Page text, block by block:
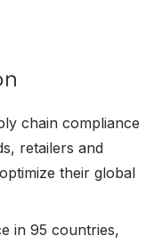
chain compliance
retailers and
their global
in 95 countries,